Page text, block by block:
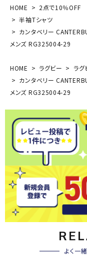
HOME
2点で10％OFF
半袖Tシャツ
カンタベリー
メンズ RG325004-29
HOME ラグビー
ラグ
カンタベリー
メンズ RG325004-29
よく一